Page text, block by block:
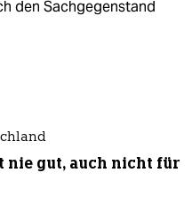
den Sachgegenstand
nie gut, auch nicht für